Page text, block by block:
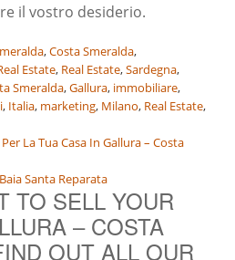
il vostro desiderio.
,Costa Smeralda,
Estate, Real Estate,Sardegna,
Smeralda,Gallura, immobiliare,
, Italia, marketing, Milano, Real Estate,
La Tua Casa In Gallura – Costa
Santa Reparata
TO SELL YOUR
– COSTA
OUT ALL OUR